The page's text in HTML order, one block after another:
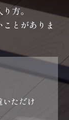
り方。
とがありま
ただけ